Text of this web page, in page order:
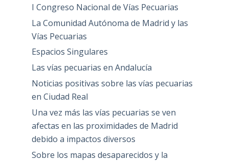
I Congreso Nacional de Vías Pecuarias
La Comunidad Autónoma de Madrid y las
Vías Pecuarias
Espacios Singulares
Las vías pecuarias en Andalucía
Noticias positivas sobre las vías pecuarias
en Ciudad Real
Una vez más las vías pecuarias se ven
afectas en las proximidades de Madrid
debido a impactos diversos
Sobre los mapas desaparecidos y la